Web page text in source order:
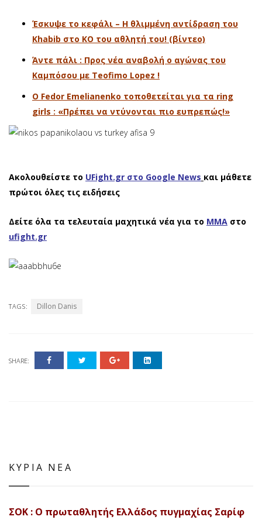
Έσκυψε το κεφάλι – Η θλιμμένη αντίδραση του
Khabib στο ΚΟ του αθλητή του! (βίντεο)
Άντε πάλι : Προς νέα αναβολή ο αγώνας του
Καμπόσου με Teofimo Lopez !
O Fedor Emelianenko τοποθετείται για τα ring
girls : «Πρέπει να ντύνονται πιο ευπρεπώς!»
Ακολουθείστε το UFight.gr στο Google News και μάθετε
πρώτοι όλες τις ειδήσεις
Δείτε όλα τα τελευταία μαχητικά νέα για το ΜΜΑ στο
ufight.gr
TAGS: Dillon Danis
SHARE:
ΚΥΡΙΑ ΝΕΑ
ΣΟΚ : Ο πρωταθλητής Ελλάδος πυγμαχίας Σαρίφ